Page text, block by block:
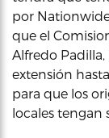
por
que el
Alfredo
extensión
para que los
locales tengan